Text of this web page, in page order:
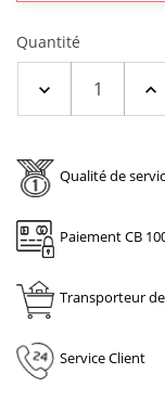
Quantité
Qualité de
Paiement CB
Transporteur
Service Client